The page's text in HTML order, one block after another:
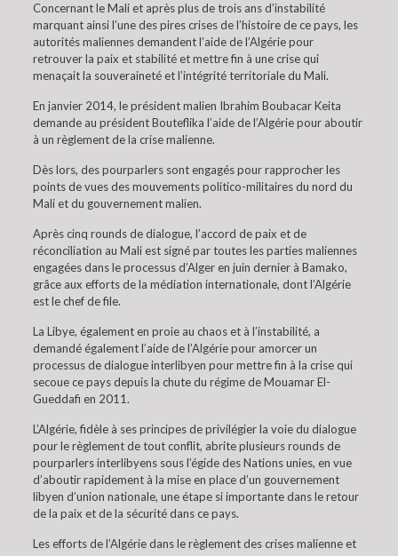
Concernant le Mali et après plus de trois ans d’instabilité
marquant ainsi l’une des pires crises de l’histoire de ce pays, les
autorités maliennes demandent l’aide de l’Algérie pour
retrouver la paix et stabilité et mettre fin à une crise qui
menaçait la souveraineté et l’intégrité territoriale du Mali.
En janvier 2014, le président malien Ibrahim Boubacar Keita
demande au président Bouteflika l’aide de l’Algérie pour aboutir
à un règlement de la crise malienne.
Dès lors, des pourparlers sont engagés pour rapprocher les
points de vues des mouvements politico-militaires du nord du
Mali et du gouvernement malien.
Après cinq rounds de dialogue, l’accord de paix et de
réconciliation au Mali est signé par toutes les parties maliennes
engagées dans le processus d’Alger en juin dernier à Bamako,
grâce aux efforts de la médiation internationale, dont l’Algérie
est le chef de file.
La Libye, également en proie au chaos et à l’instabilité, a
demandé également l’aide de l’Algérie pour amorcer un
processus de dialogue interlibyen pour mettre fin à la crise qui
secoue ce pays depuis la chute du régime de Mouamar El-
Gueddafi en 2011.
L’Algérie, fidèle à ses principes de privilégier la voie du dialogue
pour le règlement de tout conflit, abrite plusieurs rounds de
pourparlers interlibyens sous l’égide des Nations unies, en vue
d’aboutir rapidement à la mise en place d’un gouvernement
libyen d’union nationale, une étape si importante dans le retour
de la paix et de la sécurité dans ce pays.
Les efforts de l’Algérie dans le règlement des crises malienne et